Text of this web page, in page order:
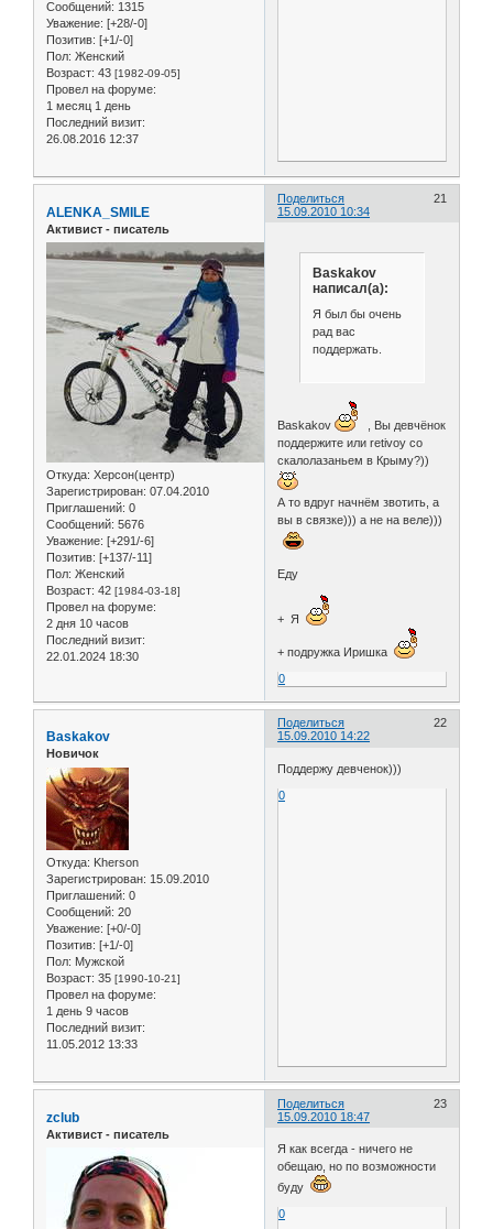
Сообщений: 1315
Уважение: [+28/-0]
Позитив: [+1/-0]
Пол: Женский
Возраст: 43 [1982-09-05]
Провел на форуме:
1 месяц 1 день
Последний визит:
26.08.2016 12:37
Поделиться
21
15.09.2010 10:34
ALENKA_SMILE
Активист - писатель
Откуда: Херсон(центр)
Зарегистрирован: 07.04.2010
Приглашений: 0
Сообщений: 5676
Уважение: [+291/-6]
Позитив: [+137/-11]
Пол: Женский
Возраст: 42 [1984-03-18]
Провел на форуме:
2 дня 10 часов
Последний визит:
22.01.2024 18:30
Baskakov
написал(а):
Я был бы очень
рад вас
поддержать.
Baskakov
, Вы девчёнок
поддержите или retivoy со
скалолазаньем в Крыму?))
А то вдруг начнём звотить, а
вы в связке))) а не на веле)))
Еду
+ Я
+ подружка Иришка
0
Поделиться
22
15.09.2010 14:22
Baskakov
Новичок
Откуда: Kherson
Зарегистрирован: 15.09.2010
Приглашений: 0
Сообщений: 20
Уважение: [+0/-0]
Позитив: [+1/-0]
Пол: Мужской
Возраст: 35 [1990-10-21]
Провел на форуме:
1 день 9 часов
Последний визит:
11.05.2012 13:33
Поддержу девченок)))
0
Поделиться
23
15.09.2010 18:47
zclub
Активист - писатель
Я как всегда - ничего не
обещаю, но по возможности
буду
0